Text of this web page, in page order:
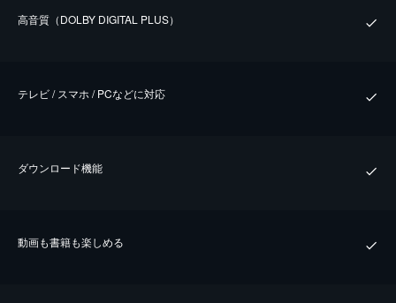
⾼⾳質（DOLBY DIGITAL PLUS）
テレビ / スマホ / PCなどに対応
ダウンロード機能
動画も書籍も楽しめる